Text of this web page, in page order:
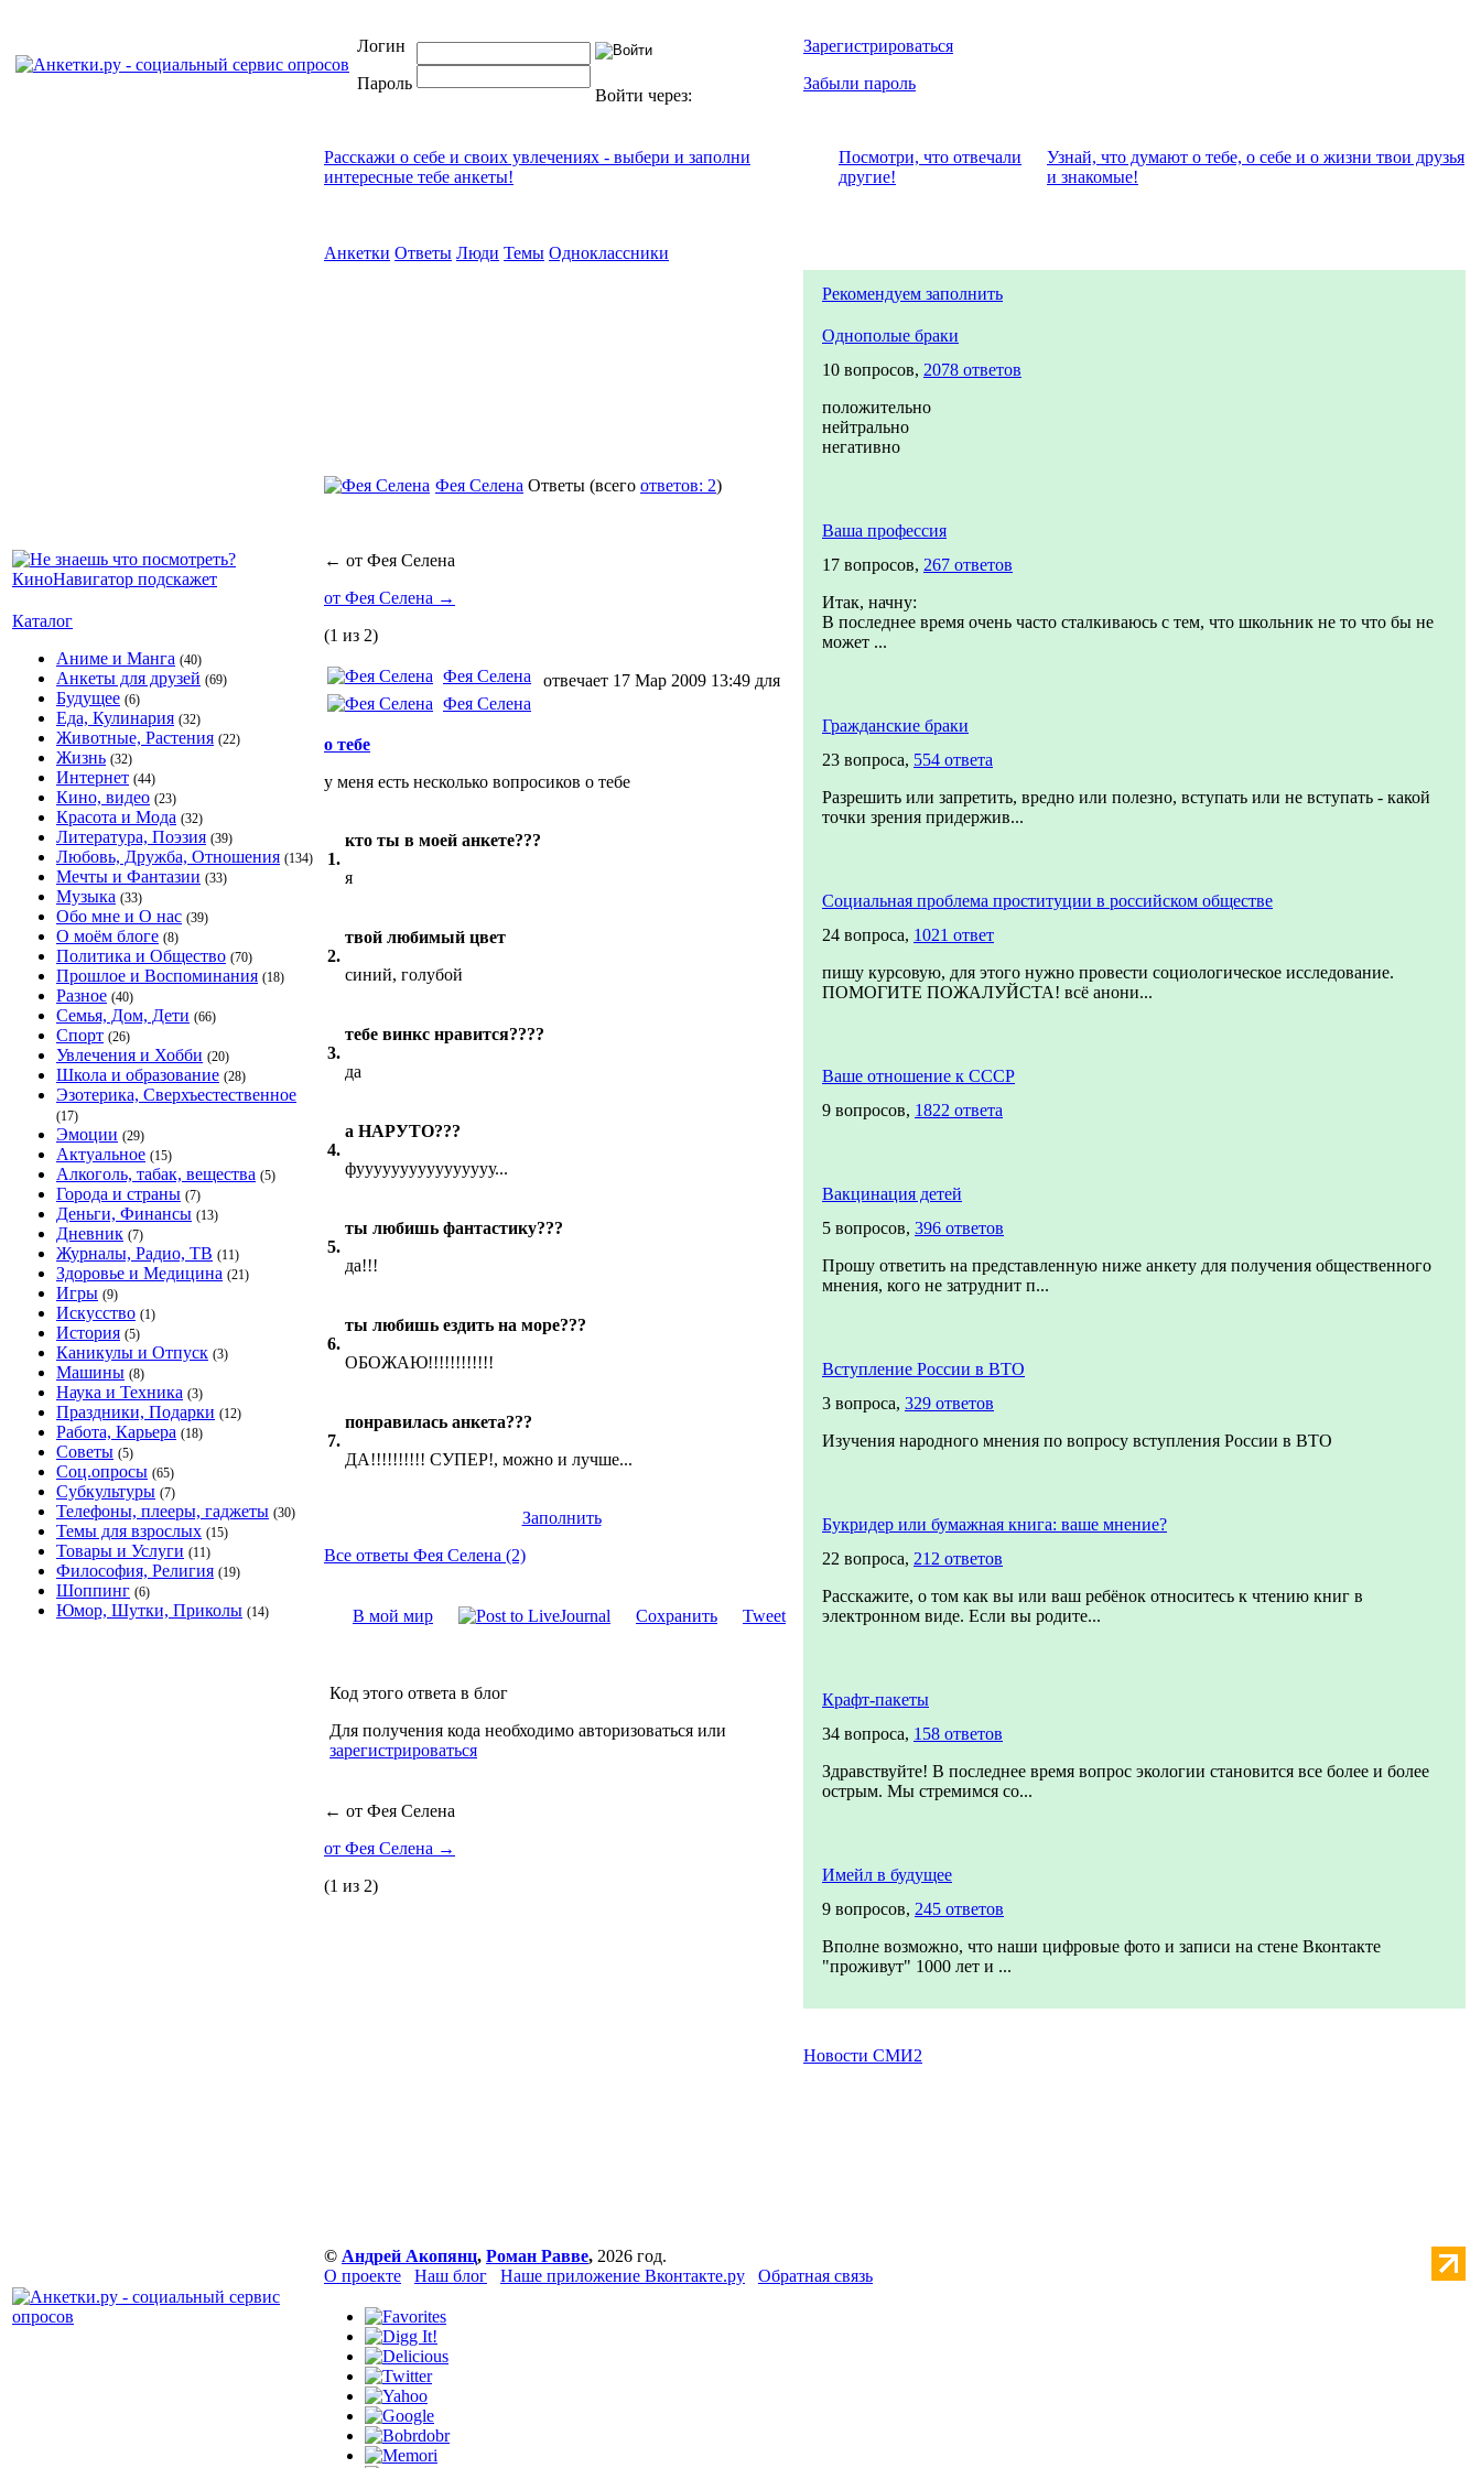
Логин
Пароль
Войти через:
Зарегистрироваться
Забыли пароль
Каталог
Аниме и Манга (40)
Анкеты для друзей (69)
Будущее (6)
Еда, Кулинария (32)
Животные, Растения (22)
Жизнь (32)
Интернет (44)
Кино, видео (23)
Красота и Мода (32)
Литература, Поэзия (39)
Любовь, Дружба, Отношения (134)
Мечты и Фантазии (33)
Музыка (33)
Обо мне и О нас (39)
О моём блоге (8)
Политика и Общество (70)
Прошлое и Воспоминания (18)
Разное (40)
Семья, Дом, Дети (66)
Спорт (26)
Увлечения и Хобби (20)
Школа и образование (28)
Эзотерика, Сверхъестественное
(17)
Эмоции (29)
Актуальное (15)
Алкоголь, табак, вещества (5)
Города и страны (7)
Деньги, Финансы (13)
Дневник (7)
Журналы, Радио, ТВ (11)
Здоровье и Медицина (21)
Игры (9)
Искусство (1)
История (5)
Каникулы и Отпуск (3)
Машины (8)
Наука и Техника (3)
Праздники, Подарки (12)
Работа, Карьера (18)
Советы (5)
Соц.опросы (65)
Субкультуры (7)
Телефоны, плееры, гаджеты (30)
Темы для взрослых (15)
Товары и Услуги (11)
Философия, Религия (19)
Шоппинг (6)
Юмор, Шутки, Приколы (14)
Расскажи о себе и своих увлечениях - выбери и заполни
интересные тебе анкеты!
Посмотри, что отвeчали
другие!
Узнай, что думают о тебе, о себе и о жизни твои друзья
и знакомые!
Анкетки Ответы Люди Темы Одноклассники
Фея Селена Ответы (всего ответов: 2)
← от Фея Селена
от Фея Селена →
(1 из 2)
Фея Селена
отвечает 17 Мар 2009 13:49 для
Фея Селена
о тебе
у меня есть несколько вопросиков о тебе
1.
кто ты в моей анкете???
я
2.
твой любимый цвет
синий, голубой
3.
тебе винкс нравится????
да
4.
а НАРУТО???
фуууууууууууууууу...
5.
ты любишь фантастику???
да!!!
6.
ты любишь ездить на море???
ОБОЖАЮ!!!!!!!!!!!!
7.
понравилась анкета???
ДА!!!!!!!!!! СУПЕР!, можно и лучше...
Заполнить
Все ответы Фея Селена (2)
В мой мир Сохранить Tweet
Код этого ответа в блог
Для получения кода необходимо авторизоваться или
зарегистрироваться
← от Фея Селена
от Фея Селена →
(1 из 2)
Рекомендуем заполнить
Однополые браки
10 вопросов, 2078 ответов
положительно
нейтрально
негативно
Ваша профессия
17 вопросов, 267 ответов
Итак, начну:
В последнее время очень часто сталкиваюсь с тем, что школьник не то что бы не
может ...
Гражданские браки
23 вопроса, 554 ответа
Разрешить или запретить, вредно или полезно, вступать или не вступать - какой
точки зрения придержив...
Социальная проблема проституции в российском обществе
24 вопроса, 1021 ответ
пишу курсовую, для этого нужно провести социологическое исследование.
ПОМОГИТЕ ПОЖАЛУЙСТА! всё анони...
Ваше отношение к СССР
9 вопросов, 1822 ответа
Вакцинация детей
5 вопросов, 396 ответов
Прошу ответить на представленную ниже анкету для получения общественного
мнения, кого не затруднит п...
Вступление России в ВТО
3 вопроса, 329 ответов
Изучения народного мнения по вопросу вступления России в ВТО
Букридер или бумажная книга: ваше мнение?
22 вопроса, 212 ответов
Расскажите, о том как вы или ваш ребёнок относитесь к чтению книг в
электронном виде. Если вы родите...
Крафт-пакеты
34 вопроса, 158 ответов
Здравствуйте! В последнее время вопрос экологии становится все более и более
острым. Мы стремимся со...
Имейл в будущее
9 вопросов, 245 ответов
Вполне возможно, что наши цифровые фото и записи на стене Вконтакте
"проживут" 1000 лет и ...
Новости СМИ2
© Андрей Акопянц, Роман Равве, 2026 год.
О проекте
Наш блог Наше приложение Вконтакте.ру Обратная связь